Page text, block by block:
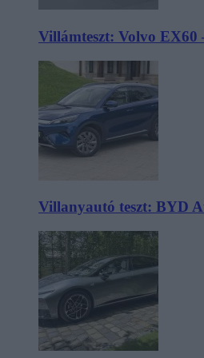
Villámteszt: Volvo EX60
Villanyautó teszt: BYD